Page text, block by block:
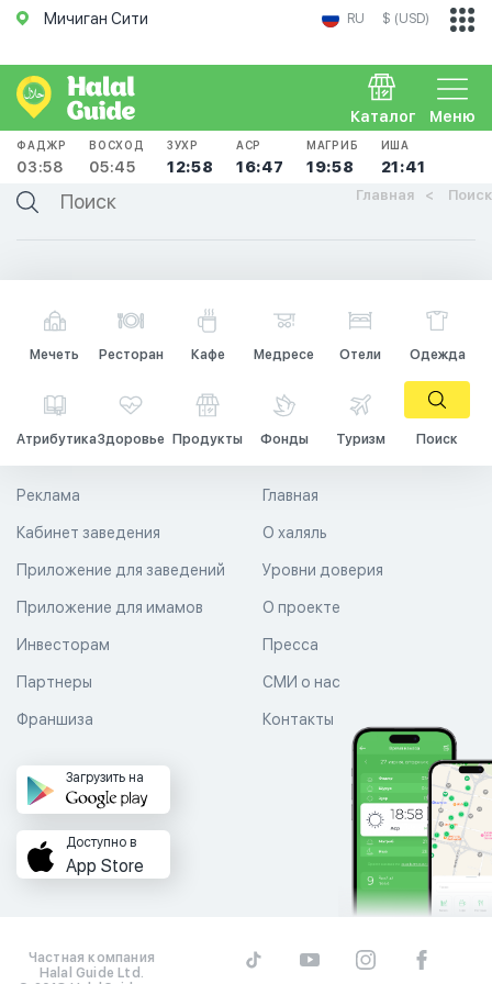
Мичиган Сити RU $ (USD)
Меню
Каталог
ФАДЖР
03:58
ВОСХОД
05:45
ЗУХР
12:58
АСР
16:47
МАГРИБ
19:58
ИША
21:41
Главная Поиск
Мечеть Ресторан Кафе Медресе Отели Одежда
АтрибутикаЗдоровье Продукты Фонды Туризм Поиск
Главная
О халяль
Уровни доверия
Реклама
Кабинет заведения
Приложение для заведений
Приложение для имамов О проекте
Пресса
СМИ о нас
Контакты
Инвесторам
Партнеры
Франшиза
Загрузить на
Доступно в
App Store
Частная компания
Halal Guide Ltd.